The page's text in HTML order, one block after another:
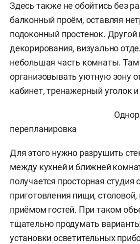
Здесь также не обойтись без
балконный проём, оставляя
подоконный простенок. Другой
декорирования, визуально
небольшая часть комнаты.
организовывать уютную зону
кабинет, тренажерный уголок
перепланировка
Для этого нужно разрушить
между кухней и ближней
получается просторная студия
приготовления пищи,
приёмом гостей. При таком
тщательно продумать
установки осветительных